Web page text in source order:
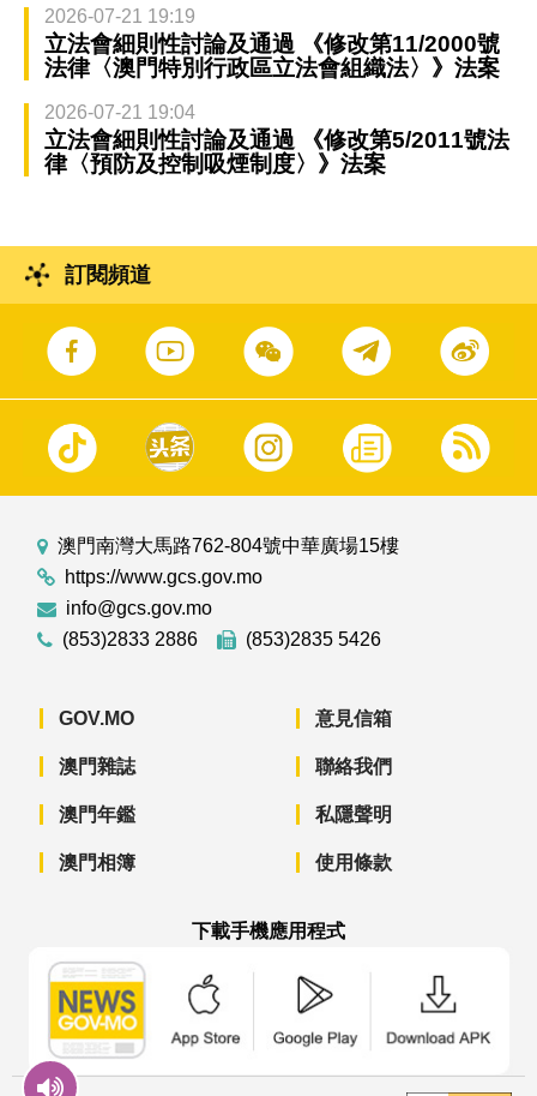
2026-07-21 19:19
立法會細則性討論及通過 《修改第11/2000號
法律〈澳門特別行政區立法會組織法〉》法案
2026-07-21 19:04
立法會細則性討論及通過 《修改第5/2011號法
律〈預防及控制吸煙制度〉》法案
訂閱頻道
澳門南灣大馬路762-804號中華廣場15樓
https://www.gcs.gov.mo
info@gcs.gov.mo
(853)2833 2886
(853)2835 5426
GOV.MO
澳門雜誌
澳門年鑑
澳門相簿
意見信箱
聯絡我們
私隱聲明
使用條款
下載手機應用程式